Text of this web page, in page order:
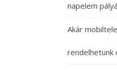
napelem
Akár
rendelhetünk